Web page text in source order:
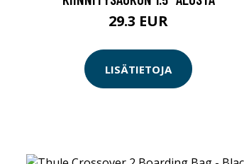
29.3 EUR
LISÄTIETOJA